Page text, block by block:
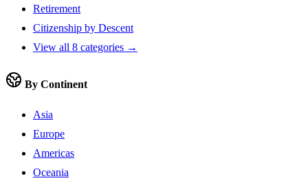
Retirement
Citizenship by Descent
View all 8 categories →
By Continent
Asia
Europe
Americas
Oceania